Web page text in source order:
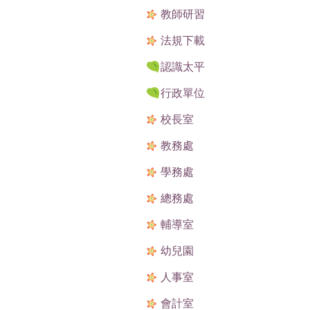
教師研習
法規下載
認識太平
行政單位
校長室
教務處
學務處
總務處
輔導室
幼兒園
人事室
會計室